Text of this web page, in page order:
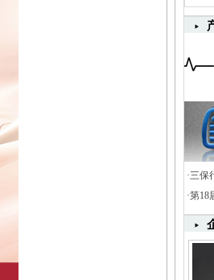
·三保
·第18